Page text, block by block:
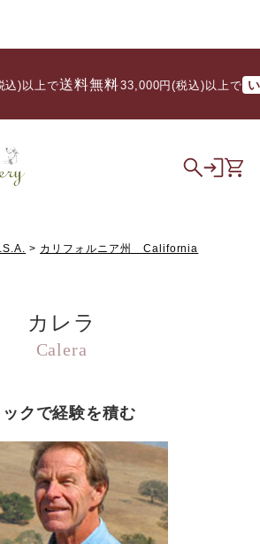
上で 送料無料/ 33,000円(税込)以上で いつ
カリフォルニア州 California
カレラ
Calera
クで経験を積む